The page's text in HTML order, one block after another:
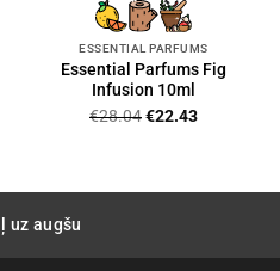
ESSENTIAL PARFUMS
Essential Parfums Fig
Infusion 10ml
€28.04Original
€22.43Current
uz augšu